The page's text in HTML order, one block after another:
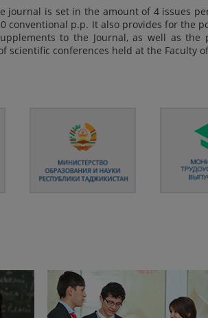
journal is set in the amount of 4 issues
conventional p.p. It also provides for the
to the Journal, as well as the
scientific conferences held at the Faculty of